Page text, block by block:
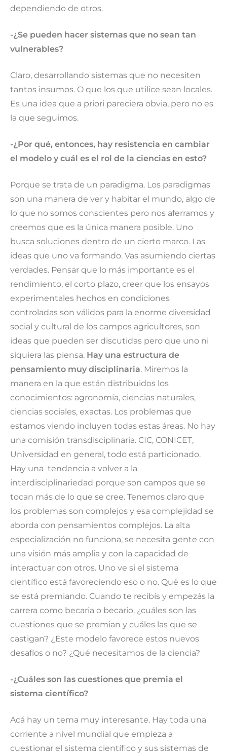
dependiendo de otros.
-¿Se pueden hacer sistemas que no sean tan
vulnerables?
Claro, desarrollando sistemas que no necesiten
tantos insumos. O que los que utilice sean locales.
Es una idea que a priori pareciera obvia, pero no es
la que seguimos.
-¿Por qué, entonces, hay resistencia en cambiar
el modelo y cuál es el rol de la ciencias en esto?
Porque se trata de un paradigma. Los paradigmas
son una manera de ver y habitar el mundo, algo de
lo que no somos conscientes pero nos aferramos y
creemos que es la única manera posible. Uno
busca soluciones dentro de un cierto marco. Las
ideas que uno va formando. Vas asumiendo ciertas
verdades. Pensar que lo más importante es el
rendimiento, el corto plazo, creer que los ensayos
experimentales hechos en condiciones
controladas son válidos para la enorme diversidad
social y cultural de los campos agricultores, son
ideas que pueden ser discutidas pero que uno ni
siquiera las piensa. Hay una estructura de
pensamiento muy disciplinaria. Miremos la
manera en la que están distribuidos los
conocimientos: agronomía, ciencias naturales,
ciencias sociales, exactas. Los problemas que
estamos viendo incluyen todas estas áreas. No hay
una comisión transdisciplinaria. CIC, CONICET,
Universidad en general, todo está particionado.
Hay una tendencia a volver a la
interdisciplinariedad porque son campos que se
tocan más de lo que se cree. Tenemos claro que
los problemas son complejos y esa complejidad se
aborda con pensamientos complejos. La alta
especialización no funciona, se necesita gente con
una visión más amplia y con la capacidad de
interactuar con otros. Uno ve si el sistema
científico está favoreciendo eso o no. Qué es lo que
se está premiando. Cuando te recibís y empezás la
carrera como becaria o becario, ¿cuáles son las
cuestiones que se premian y cuáles las que se
castigan? ¿Este modelo favorece estos nuevos
desafíos o no? ¿Qué necesitamos de la ciencia?
-¿Cuáles son las cuestiones que premia el
sistema científico?
Acá hay un tema muy interesante. Hay toda una
corriente a nivel mundial que empieza a
cuestionar el sistema científico y sus sistemas de